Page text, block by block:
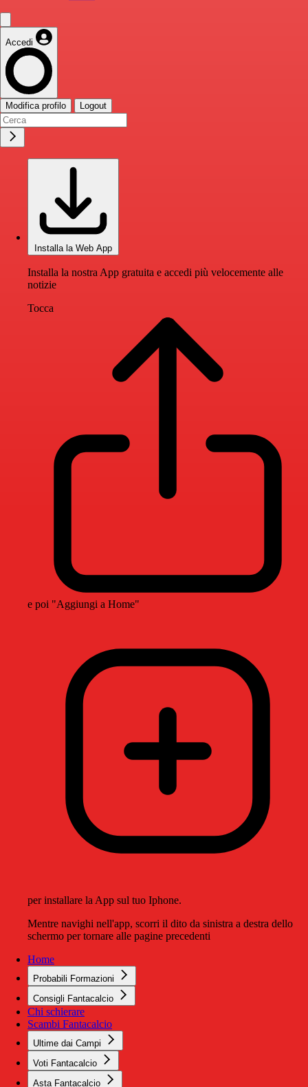
Accedi
Modifica profilo Logout
Installa la Web App
Installa la nostra App gratuita e accedi più velocemente alle
notizie
Tocca
e poi "Aggiungi a Home"
per installare la App sul tuo Iphone.
Mentre navighi nell'app, scorri il dito da sinistra a destra dello
schermo per tornare alle pagine precedenti
Home
Probabili Formazioni
Consigli Fantacalcio
Chi schierare
Scambi Fantacalcio
Ultime dai Campi
Voti Fantacalcio
Asta Fantacalcio